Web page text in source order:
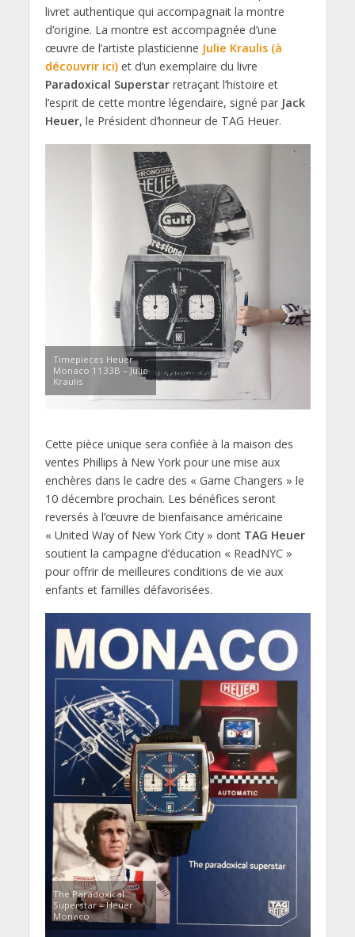
livret authentique qui accompagnait la montre
d’origine. La montre est accompagnée d’une
œuvre de l’artiste plasticienne Julie Kraulis (à
découvrir ici)et d’un exemplaire du livre
Paradoxical Superstarretraçant l’histoire et
l’esprit de cette montre légendaire, signé par Jack
Heuer, le Président d’honneur de TAG Heuer.
Timepieces Heuer
Monaco 1133B – Julie
Kraulis
Cette pièce unique sera confiée à la maison des
ventes Phillips à New York pour une mise aux
enchères dans le cadre des « Game Changers » le
10 décembre prochain. Les bénéfices seront
reversés à l’œuvre de bienfaisance américaine
« United Way of New York City » dont TAG Heuer
soutient la campagne d’éducation « ReadNYC »
pour offrir de meilleures conditions de vie aux
enfants et familles défavorisées.
The Paradoxical
Superstar – Heuer
Monaco